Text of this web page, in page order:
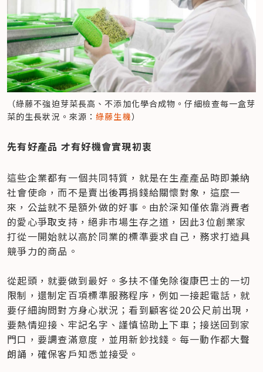
（綠藤不強迫芽菜長高、不添加化學合成物。仔細檢查每一盒芽
菜的生長狀況。來源：綠藤生機）
先有好產品 才有好機會實現初衷
這些企業都有一個共同特質，就是在生產產品時即兼納
社會使命，而不是賣出後再捐錢給關懷對象，這麼一
來，公益就不是額外做的好事。由於深知僅依靠消費者
的愛心爭取支持，絕非市場生存之道，因此3位創業家
打從一開始就以高於同業的標準要求自己，務求打造具
競爭力的商品。
從起頭，就要做到最好。多扶不僅免除復康巴士的一切
限制，還制定百項標準服務程序，例如一接起電話，就
要仔細詢問對方身心狀況；看到顧客從20公尺前出現，
要熱情迎接、牢記名字、謹慎協助上下車；接送回到家
門口，要調查滿意度，並用新鈔找錢。每一動作都大聲
朗誦，確保客戶知悉並接受。